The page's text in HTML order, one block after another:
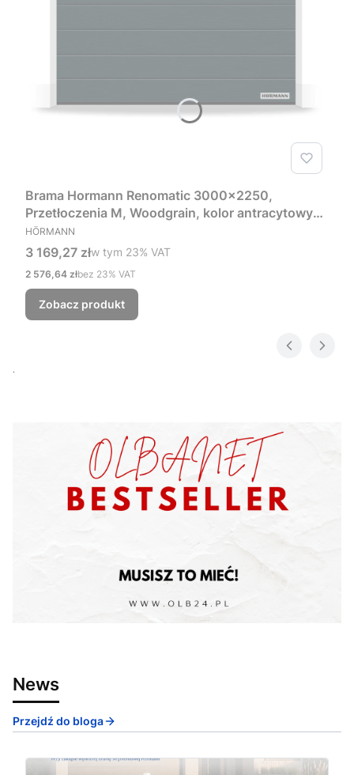
Brama Hormann Renomatic 3000x2250,
Przetłoczenia M, Woodgrain, kolor antracytowy
RAL 7016 + Prowadzenie Z
PRODUCENT
HÖRMANN
Cena brutto
3 169,27 złw tym %s VAT
w tym 23% VAT
Cena netto
2 576,64 złbez 23% VAT
Zobacz produkt
News
Przejdź do bloga